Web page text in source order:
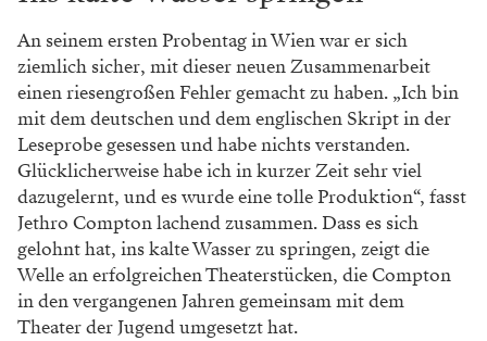
An seinem ersten Probentag in Wien war er sich
ziemlich sicher, mit dieser neuen Zusammenarbeit
einen riesengroßen Fehler gemacht zu haben. „Ich bin
mit dem deutschen und dem englischen Skript in der
Leseprobe gesessen und habe nichts verstanden.
Glücklicherweise habe ich in kurzer Zeit sehr viel
dazugelernt, und es wurde eine tolle Produktion“, fasst
Jethro Compton lachend zusammen. Dass es sich
gelohnt hat, ins kalte Wasser zu springen, zeigt die
Welle an erfolgreichen Theater­stücken, die Compton
in den vergangenen Jahren gemeinsam mit dem
Theater der Jugend umgesetzt hat.